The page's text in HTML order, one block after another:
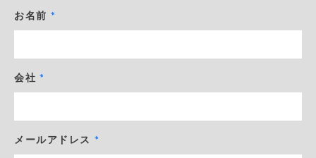
お名前
会社
メールアドレス